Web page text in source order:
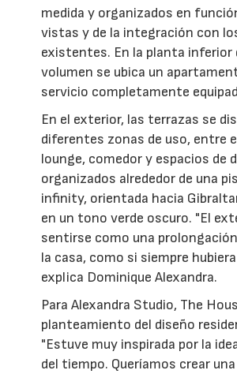
medida y organizados en
vistas y de la integración con
existentes. En la planta inferior
volumen se ubica un
servicio completamente
En el exterior, las terrazas se
diferentes zonas de uso, entre
lounge, comedor y espacios de
organizados alrededor de una
infinity, orientada hacia
en un tono verde oscuro. "El
sentirse como una
la casa, como si siempre
explica Dominique Alexandra.
Para Alexandra Studio, The
planteamiento del diseño
"Estuve muy inspirada por la
del tiempo. Queríamos crear